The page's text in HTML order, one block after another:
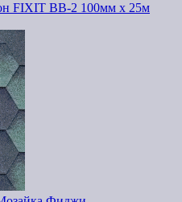
FIXIT ВВ-2 100мм х 25м